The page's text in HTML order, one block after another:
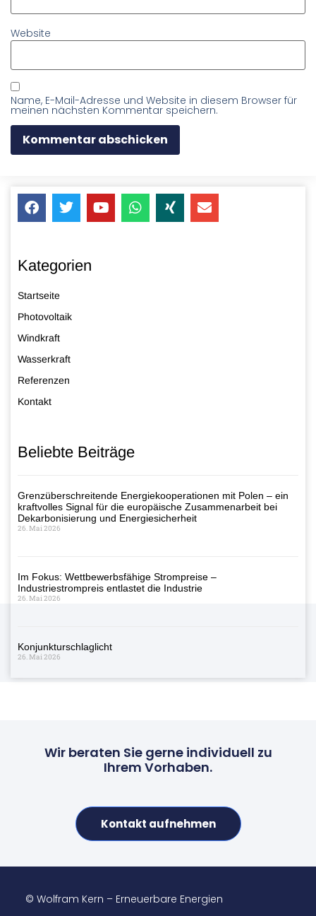
Website
Name, E-Mail-Adresse und Website in diesem Browser für
meinen nächsten Kommentar speichern.
Kategorien
Startseite
Photovoltaik
Windkraft
Wasserkraft
Referenzen
Kontakt
Beliebte Beiträge
Grenzüberschreitende Energiekooperationen mit Polen – ein
kraftvolles Signal für die europäische Zusammenarbeit bei
Dekarbonisierung und Energiesicherheit
26. Mai 2026
Im Fokus: Wettbewerbsfähige Strompreise –
Industriestrompreis entlastet die Industrie
26. Mai 2026
Konjunkturschlaglicht
26. Mai 2026
Wir beraten Sie gerne individuell zu
Ihrem Vorhaben.
Kontakt aufnehmen
© Wolfram Kern – Erneuerbare Energien